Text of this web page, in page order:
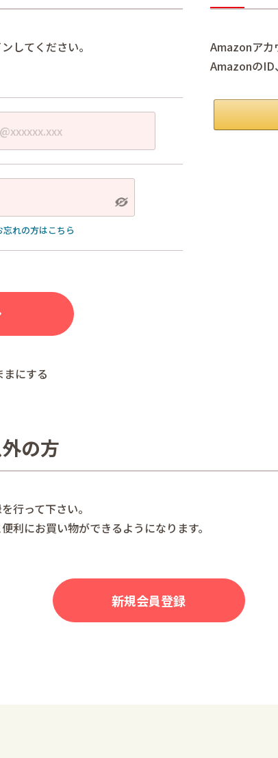
してください。
れの方はこちら
まにする
Amazonアカ
AmazonのID
の方
行って下さい。
利にお買い物ができるようになります。